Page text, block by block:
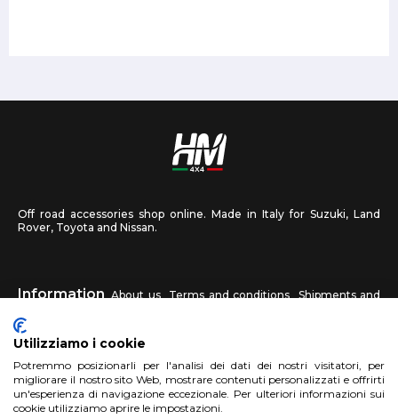
Off road accessories shop online. Made in Italy for Suzuki, Land
Rover, Toyota and Nissan.
Information About us Terms and conditions
Shipments and
returns
HM4X4 FAQ Affiliated workshop Send us a photo
Utilizziamo i cookie
Potremmo posizionarli per l'analisi dei dati dei nostri visitatori, per
migliorare il nostro sito Web, mostrare contenuti personalizzati e offrirti
un'esperienza di navigazione eccezionale. Per ulteriori informazioni sui
cookie utilizziamo aprire le impostazioni.